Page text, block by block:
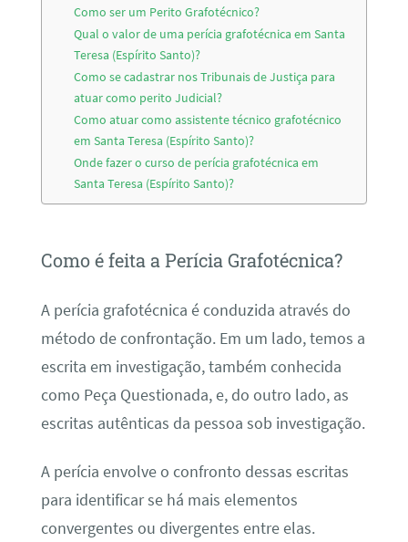
Como ser um Perito Grafotécnico?
Qual o valor de uma perícia grafotécnica em Santa
Teresa (Espírito Santo)?
Como se cadastrar nos Tribunais de Justiça para
atuar como perito Judicial?
Como atuar como assistente técnico grafotécnico
em Santa Teresa (Espírito Santo)?
Onde fazer o curso de perícia grafotécnica em
Santa Teresa (Espírito Santo)?
Como é feita a Perícia Grafotécnica?
A perícia grafotécnica é conduzida através do
método de confrontação. Em um lado, temos a
escrita em investigação, também conhecida
como Peça Questionada, e, do outro lado, as
escritas autênticas da pessoa sob investigação.
A perícia envolve o confronto dessas escritas
para identificar se há mais elementos
convergentes ou divergentes entre elas.